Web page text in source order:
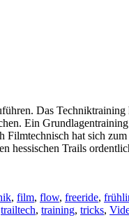
Das
Ein
Filmtechnisch hat sich
Trails
, film, flow, freeride,
trailtech, training, tricks,